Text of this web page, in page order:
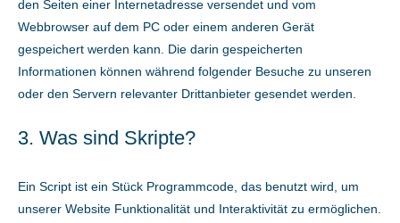
den Seiten einer Internetadresse versendet und vom
Webbrowser auf dem PC oder einem anderen Gerät
gespeichert werden kann. Die darin gespeicherten
Informationen können während folgender Besuche zu unseren
oder den Servern relevanter Drittanbieter gesendet werden.
3. Was sind Skripte?
Ein Script ist ein Stück Programmcode, das benutzt wird, um
unserer Website Funktionalität und Interaktivität zu ermöglichen.